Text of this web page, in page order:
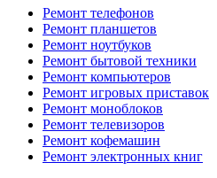
Ремонт телефонов
Ремонт планшетов
Ремонт ноутбуков
Ремонт бытовой техники
Ремонт компьютеров
Ремонт игровых приставок
Ремонт моноблоков
Ремонт телевизоров
Ремонт кофемашин
Ремонт электронных книг